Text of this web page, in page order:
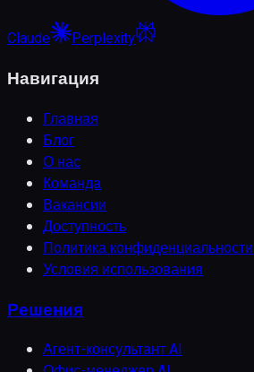
Claude Perplexity
Навигация
Главная
Блог
О нас
Команда
Вакансии
Доступность
Политика конфиденциальности
Условия использования
Решения
Агент-консультант AI